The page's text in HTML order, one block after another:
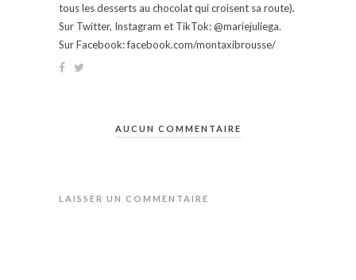
tous les desserts au chocolat qui croisent sa route).
Sur Twitter, Instagram et TikTok: @mariejuliega.
Sur Facebook: facebook.com/montaxibrousse/
AUCUN COMMENTAIRE
LAISSER UN COMMENTAIRE